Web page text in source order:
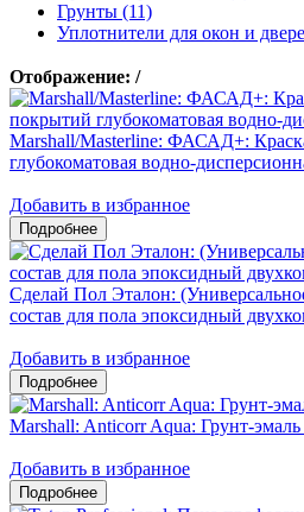
Грунты (11)
Уплотнители для окон и
Отображение: /
Marshall/Masterline: ФАСАД+:
глубокоматовая водно-
Добавить в избранное
Сделай Пол Эталон:
состав для пола эпоксидный
Добавить в избранное
Marshall: Anticorr Aqua: Грунт-
Добавить в избранное